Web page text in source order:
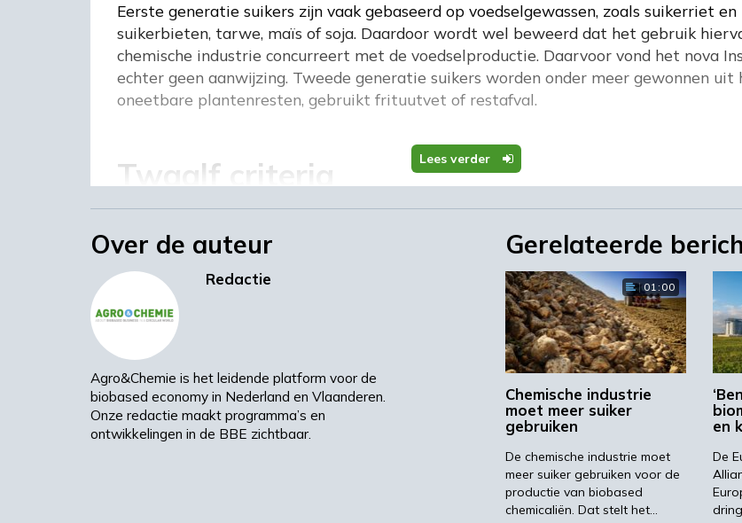
Lees verder
Eerste generatie suikers zijn vaak gebaseerd op voedselgewassen, zoals suikerriet en
suikerbieten, tarwe, maïs of soja. Daardoor wordt wel beweerd dat het gebruik
chemische industrie concurreert met de voedselproductie. Daarvoor vond het nova
echter geen aanwijzing. Tweede generatie suikers worden onder meer gewonnen uit
oneetbare plantenresten, gebruikt frituutvet of restafval.
Twaalf criteria
generatie fermenteerbare suikers te beoordelen, zoals broeikasgasbalans, reducties
broeikasgassen, landefficiëntie, voedselzekerheid, eiwitbijproducten,
plattelandsontwikkeling , levensonderhoud van boeren en bosarbeiders, directe en
risico’s van verandering in landgebruik (LUC / iLUC), logistiek, infrastructuur,
traceerbaarheid, sociale effecten, biodiversiteit evenals lucht- en bodemkwaliteit.
De analyse toont aan dat alle grondstoffen leiden tot een aanzienlijke vermindering
uitstoot van broeikasgassen. Suikers van de tweede generatie presteren in dit
maar door de hoge winningskosten is het reduceren van de uitstoot van
suikers van de tweede generatie een dure manier om de klimaatverandering te
Over de auteur
Redactie
Agro&Chemie is het leidende platform voor de
biobased economy in Nederland en Vlaanderen.
Onze redactie maakt programma’s en
ontwikkelingen in de BBE zichtbaar.
Gerelateerde
01:00
Chemische industrie
moet meer suiker
gebruiken
De chemische industrie moet
meer suiker gebruiken voor de
productie van biobased
chemicaliën. Dat stelt het…
en
De